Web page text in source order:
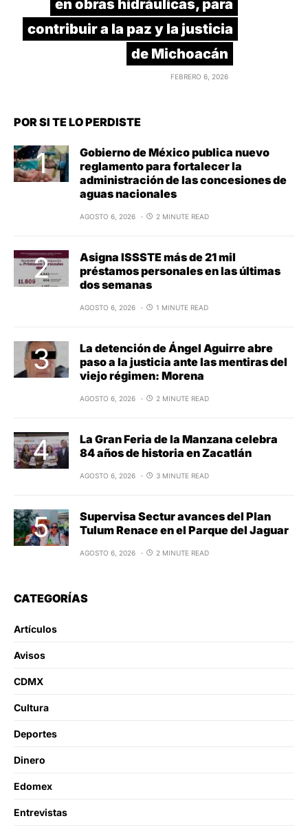
en obras hidráulicas, para
contribuir a la paz y la justicia
de Michoacán
FEBRERO 6, 2026
POR SI TE LO PERDISTE
Gobierno de México publica nuevo
reglamento para fortalecer la
administración de las concesiones de
aguas nacionales
AGOSTO 6, 2026 2 MINUTE READ
Asigna ISSSTE más de 21 mil
préstamos personales en las últimas
dos semanas
AGOSTO 6, 2026 1 MINUTE READ
La detención de Ángel Aguirre abre
paso a la justicia ante las mentiras del
viejo régimen: Morena
AGOSTO 6, 2026 2 MINUTE READ
La Gran Feria de la Manzana celebra
84 años de historia en Zacatlán
AGOSTO 6, 2026 3 MINUTE READ
Supervisa Sectur avances del Plan
Tulum Renace en el Parque del Jaguar
AGOSTO 6, 2026 2 MINUTE READ
CATEGORÍAS
Artículos
Avisos
CDMX
Cultura
Deportes
Dinero
Edomex
Entrevistas